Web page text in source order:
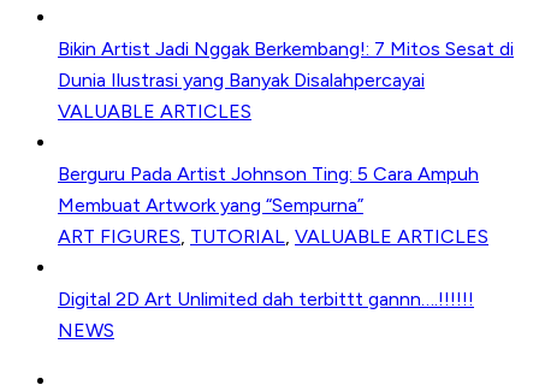
Bikin Artist Jadi Nggak Berkembang!: 7 Mitos Sesat di
Dunia Ilustrasi yang Banyak Disalahpercayai
VALUABLE ARTICLES
Berguru Pada Artist Johnson Ting: 5 Cara Ampuh
Membuat Artwork yang “Sempurna”
ART FIGURES, TUTORIAL, VALUABLE ARTICLES
Digital 2D Art Unlimited dah terbittt gannn….!!!!!!
NEWS